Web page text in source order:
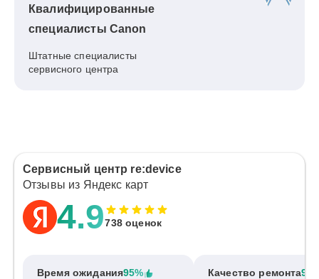
Квалифицированные
специалисты Canon
Штатные специалисты
сервисного центра
Сервисный центр re:device
Отзывы из Яндекс карт
4.9738 оценок
Время ожидания95%
Качество ремонта